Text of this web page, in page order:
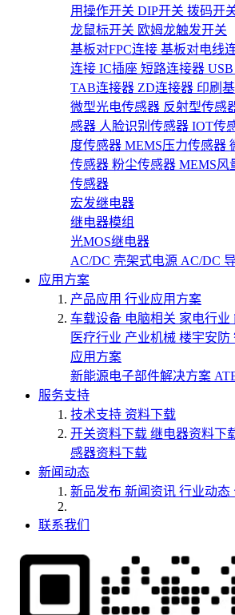
用操作开关 DIP开关 拨码开
龙鼠标开关 欧姆龙触发开关
基板对FPC连接 基板对电线
连接 IC插座 短路连接器
TAB连接器 ZD连接器 印刷
微型光电传感器 反射型传感
感器 人脸识别传感器 IOT传
度传感器 MEMS压力传感器
传感器 粉尘传感器 MEMS风
传感器
宏发继电器
继电器模组
光MOS继电器
AC/DC 壳架式电源 AC/DC
应用方案
产品应用 行业应用方案
车载设备 电脑相关 家电行业
医疗行业 产业机械 楼宇安防
应用方案
新能源电子部件解决方案
服务支持
技术支持 资料下载
开关资料下载 继电器资料下
感器资料下载
新闻动态
新品发布 新闻资讯 行业动态
联系我们